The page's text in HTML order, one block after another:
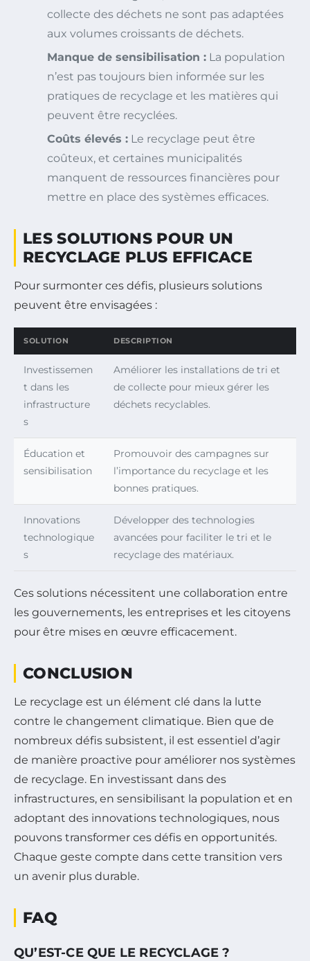
collecte des déchets ne sont pas adaptées
aux volumes croissants de déchets.
Manque de sensibilisation : La population
n’est pas toujours bien informée sur les
pratiques de recyclage et les matières qui
peuvent être recyclées.
Coûts élevés : Le recyclage peut être
coûteux, et certaines municipalités
manquent de ressources financières pour
mettre en place des systèmes efficaces.
LES SOLUTIONS POUR UN
RECYCLAGE PLUS EFFICACE
Pour surmonter ces défis, plusieurs solutions
peuvent être envisagées :
SOLUTION DESCRIPTION
Investissemen
t dans les
infrastructure
s
Améliorer les installations de tri et
de collecte pour mieux gérer les
déchets recyclables.
Éducation et
sensibilisation
Promouvoir des campagnes sur
l’importance du recyclage et les
bonnes pratiques.
Innovations
technologique
s
Développer des technologies
avancées pour faciliter le tri et le
recyclage des matériaux.
Ces solutions nécessitent une collaboration entre
les gouvernements, les entreprises et les citoyens
pour être mises en œuvre efficacement.
CONCLUSION
Le recyclage est un élément clé dans la lutte
contre le changement climatique. Bien que de
nombreux défis subsistent, il est essentiel d’agir
de manière proactive pour améliorer nos systèmes
de recyclage. En investissant dans des
infrastructures, en sensibilisant la population et en
adoptant des innovations technologiques, nous
pouvons transformer ces défis en opportunités.
Chaque geste compte dans cette transition vers
un avenir plus durable.
FAQ
QU’EST-CE QUE LE RECYCLAGE ?